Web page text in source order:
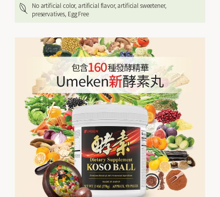
No artificial color, artificial flavor, artificial sweetener,
preservatives, Egg Free